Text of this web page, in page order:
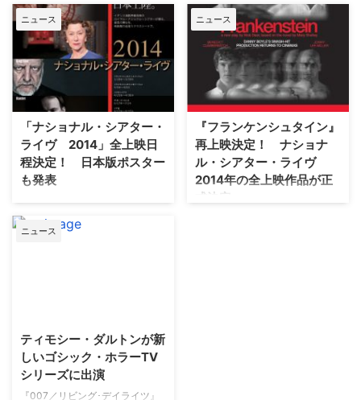
『007』シリーズのスタッフ＆豪
華キャストによるゴシックホラー
ドラマ『ペニー・ドレッドフル
～ナイトメア 血塗られた秘密
～』が、9月2日（水）よりDVD
リリース開始されることとなっ
た。 【関連記事】映画やドラマ
で「魅せる！」メイクアップ・ア
ーティストたち、知られざる、そ
の凄みに迫る!!（前編） タイトル
になっている…
イギリス演劇の最高峰、ロイヤ
ル・ナショナル・シアターの演劇
をスクリーン上映で楽しむ企画
『ナショナル・シアター・ライ
ヴ』。6月27日（金）からは、ヘ
レン・ミレン主演『ザ・オーディ
エンス』のスクリーン上映がスタ
ートするが、同日より、日本での
公開を記念して、「ナショナル・
シアター・ライヴ 日本公開記念
ギフトカード」が発売され…
ニュース
「ナショナル・シアター・
ライヴ 2014」全上映日
程決定！ 日本版ポスター
も発表
イギリス演劇界最高峰のロイヤ
ル・ナショナル・シアターが贈
る"ナショナル・シアター・ライ
た、日本版公式サイト（3月14日
0:00オープン）お…
ニュース
『フランケンシュタイン』
再上映決定！ ナショナ
ル・シアター・ライヴ
2014年の全上映作品が正
式決定
ニュース
ティモシー・ダルトンが新
しいゴシック・ホラーTV
シリーズに出演
『007／リビング･デイライツ』